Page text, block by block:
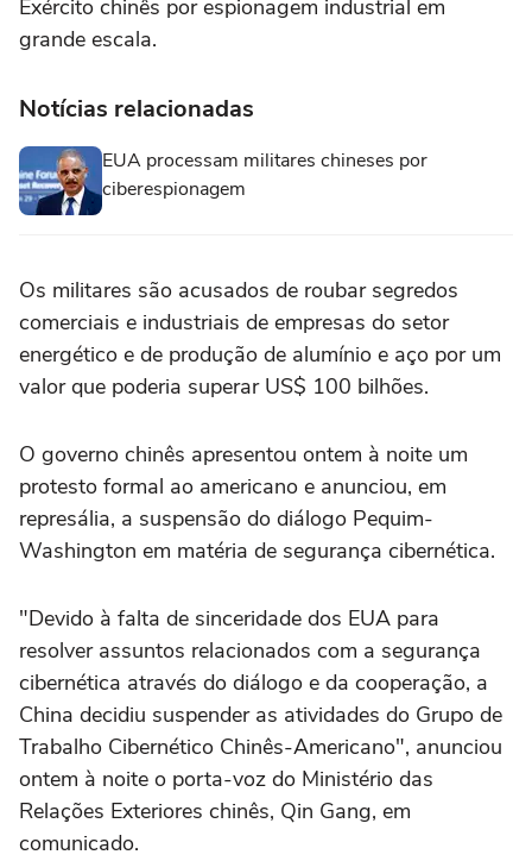
Exército chinês por espionagem industrial em
grande escala.
Notícias relacionadas
EUA processam militares chineses por
ciberespionagem
Os militares são acusados de roubar segredos
comerciais e industriais de empresas do setor
energético e de produção de alumínio e aço por um
valor que poderia superar US$ 100 bilhões.
O governo chinês apresentou ontem à noite um
protesto formal ao americano e anunciou, em
represália, a suspensão do diálogo Pequim-
Washington em matéria de segurança cibernética.
"Devido à falta de sinceridade dos EUA para
resolver assuntos relacionados com a segurança
cibernética através do diálogo e da cooperação, a
China decidiu suspender as atividades do Grupo de
Trabalho Cibernético Chinês-Americano", anunciou
ontem à noite o porta-voz do Ministério das
Relações Exteriores chinês, Qin Gang, em
comunicado.